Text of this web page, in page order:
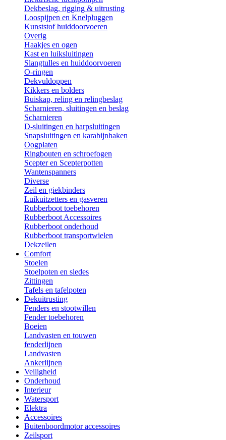
Dekbeslag, rigging & uitrusting
Loospijpen en Knelpluggen
Kunststof huiddoorvoeren
Overig
Haakjes en ogen
Kast en luiksluitingen
Slangtulles en huiddoorvoeren
O-ringen
Dekvuldoppen
Kikkers en bolders
Buiskap, reling en relingbeslag
Scharnieren, sluitingen en beslag
Scharnieren
D-sluitingen en harpsluitingen
Snapsluitingen en karabijnhaken
Oogplaten
Ringbouten en schroefogen
Scepter en Scepterpotten
Wantenspanners
Diverse
Zeil en giekbinders
Luikuitzetters en gasveren
Rubberboot toebehoren
Rubberboot Accessoires
Rubberboot onderhoud
Rubberboot transportwielen
Dekzeilen
Comfort
Stoelen
Stoelpoten en sledes
Zittingen
Tafels en tafelpoten
Dekuitrusting
Fenders en stootwillen
Fender toebehoren
Boeien
Landvasten en touwen
fenderlijnen
Landvasten
Ankerlijnen
Veiligheid
Onderhoud
Interieur
Watersport
Elektra
Accessoires
Buitenboordmotor accessoires
Zeilsport